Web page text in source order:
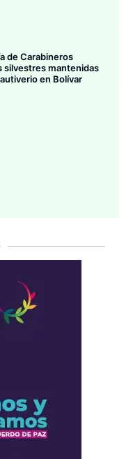
de Carabineros
silvestres mantenidas
en Bolívar